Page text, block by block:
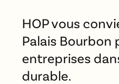
HOP vous
Palais Bourbon
entreprises
durable.